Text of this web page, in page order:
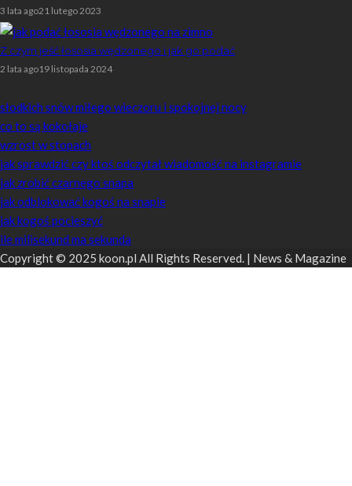
3 lata ago21 lutego 2023
Z czym jeść łososia wędzonego i jak go podać
2 lata ago19 listopada 2024
słodkich snów miłego wieczoru i spokojnej nocy
co to są kokołaje
wzrost w stopach
jak sprawdzić czy ktoś odczytał wiadomość na instagramie
jak zrobić czarnego snapa
jak odblokować kogoś na snapie
jak kogoś pocieszyć
ile milisekund ma sekunda
Copyright © 2025 koon.pl All Rights Reserved. | News & Magazine